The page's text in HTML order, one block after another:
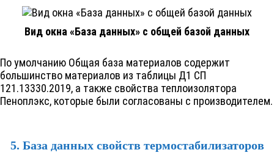
Вид окна «База данных» с общей базой данных
По умолчанию Общая база материалов содержит
большинство материалов из таблицы Д1 СП
121.13330.2019, а также свойства теплоизолятора
Пеноплэкс, которые были согласованы с производителем.
5. База данных свойств термостабилизаторов